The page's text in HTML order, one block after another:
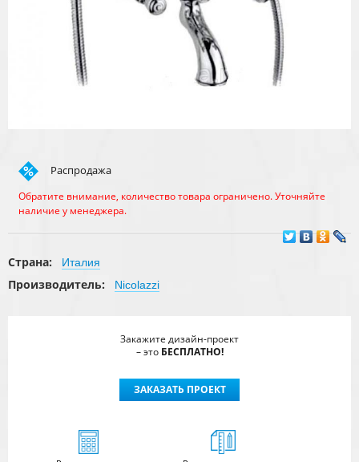
Распродажа
Обратите внимание, количество товара ограничено. Уточняйте
наличие у менеджера.
Страна: Италия
Производитель: Nicolazzi
Закажите дизайн-проект
– это БЕСПЛАТНО!
ЗАКАЗАТЬ ПРОЕКТ